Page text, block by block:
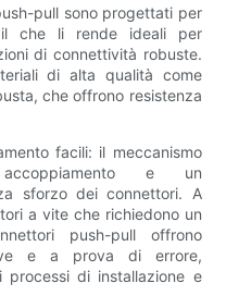
pull sono progettati per
il che li rende ideali per
di connettività robuste.
di alta qualità come
che offrono resistenza
facili: il meccanismo
e un
sforzo dei connettori. A
a vite che richiedono un
push-pull offrono
e a prova di errore,
di installazione e